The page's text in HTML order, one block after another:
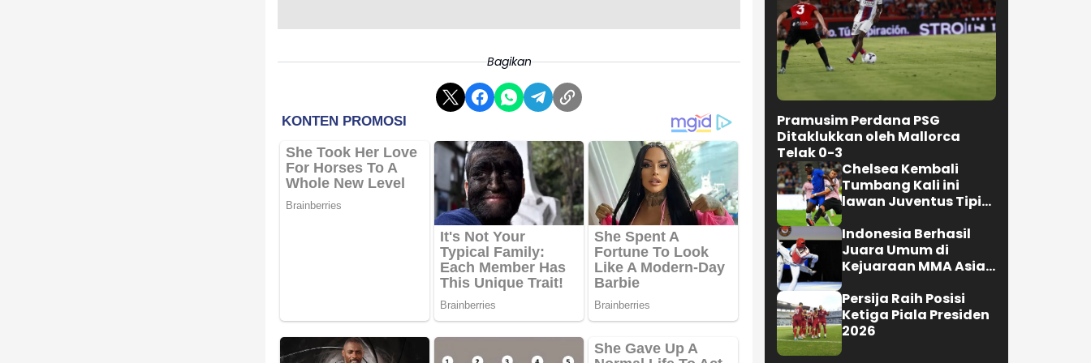
Bagikan
Pramusim Perdana PSG
Ditaklukkan oleh Mallorca
Telak 0-3
Chelsea Kembali
Tumbang Kali ini
lawan Juventus Tipis
Indonesia Berhasil
Juara Umum di
Kejuaraan MMA Asian
Persija Raih Posisi
Ketiga Piala Presiden
2026